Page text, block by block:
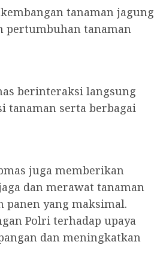
tanaman jagung
pertumbuhan tanaman
berinteraksi langsung
tanaman serta berbagai
juga memberikan
dan merawat tanaman
panen yang maksimal.
Polri terhadap upaya
dan meningkatkan